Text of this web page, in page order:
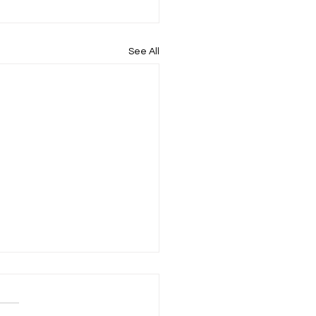
See All